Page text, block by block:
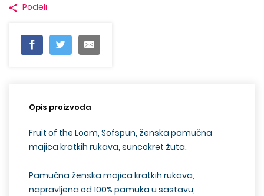
Podeli
Opis proizvoda
Fruit of the Loom, Sofspun, ženska pamučna
majica kratkih rukava, suncokret žuta.
Pamučna ženska majica kratkih rukava,
napravljena od 100% pamuka u sastavu,